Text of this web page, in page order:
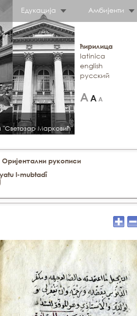
Едукација Амбијенти
"Светозар Марковић"
ћирилица
latinica
english
русский
Оријентални рукописи
l-mubtadī